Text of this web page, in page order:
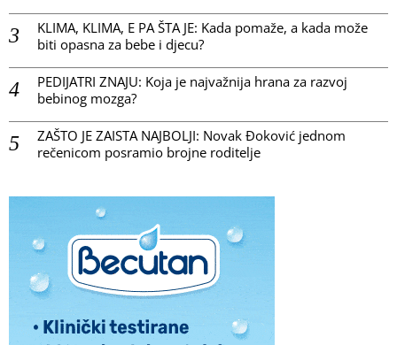
KLIMA, KLIMA, E PA ŠTA JE: Kada pomaže, a kada može
biti opasna za bebe i djecu?
PEDIJATRI ZNAJU: Koja je najvažnija hrana za razvoj
bebinog mozga?
ZAŠTO JE ZAISTA NAJBOLJI: Novak Đoković jednom
rečenicom posramio brojne roditelje